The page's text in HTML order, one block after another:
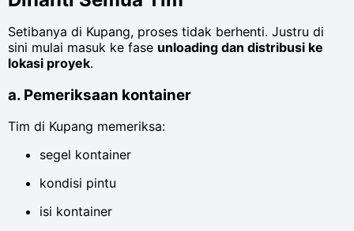
Setibanya di Kupang, proses tidak berhenti. Justru di
sini mulai masuk ke fase unloading dan distribusi ke
lokasi proyek.
a. Pemeriksaan kontainer
Tim di Kupang memeriksa:
segel kontainer
kondisi pintu
isi kontainer